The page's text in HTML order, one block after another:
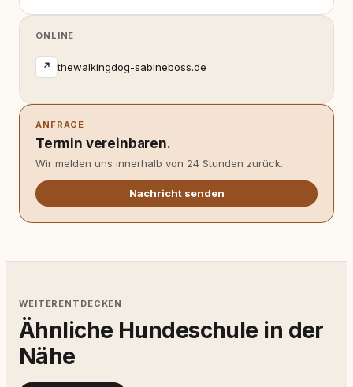
ONLINE
↗ thewalkingdog-sabineboss.de
ANFRAGE
Termin vereinbaren.
Wir melden uns innerhalb von 24 Stunden zurück.
Nachricht senden
WEITERENTDECKEN
Ähnliche Hundeschule in der
Nähe